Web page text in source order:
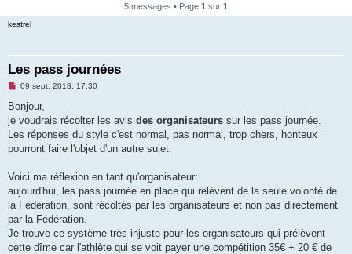
5 messages • Page 1 sur 1
kestrel
Les pass journées
M
s
a
g
n
l
u
09 sept. 2018, 17:30
Bonjour,
je voudrais récolter les avis des organisateurs sur les pass journée.
Les réponses du style c'est normal, pas normal, trop chers, honteux
pourront faire l'objet d'un autre sujet.
Voici ma réflexion en tant qu'organisateur:
aujourd'hui, les pass journée en place qui relèvent de la seule volonté de
la Fédération, sont récoltés par les organisateurs et non pas directement
par la Fédération.
Je trouve ce système très injuste pour les organisateurs qui prélèvent
cette dîme car l'athlète qui se voit payer une compétition 35€ + 20 € de